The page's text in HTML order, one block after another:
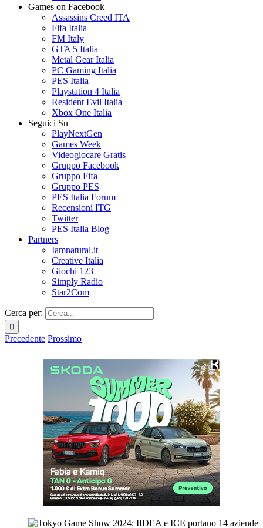
Games on Facebook
Assassins Creed ITA
Fifa Italia
FM Italy
GTA 5 Italia
Metal Gear Italia
PC Gaming Italia
PES Italia
Playstation 4 Italia
Resident Evil Italia
Xbox One Italia
Seguici Su
PlayNextGen
Games Week
Videogiocare Gratis
Gruppo Facebook
Gruppo Fifa
Gruppo PES
PES Italia Forum
Recensioni ITG
Twitter
PES Italia Blog
Partners
Iamnatural.it
Creative Italia
Giochi 123
Simply Radio
Star2Com
Cerca per:
Precedente Prossimo